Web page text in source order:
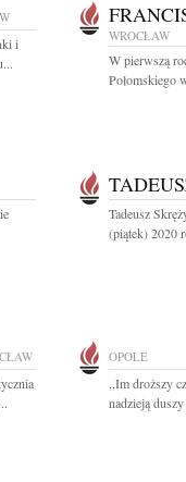
i
WROCŁAW
W pierwszą
Połomskiego
Tadeusz
(piątek) 2020
OPOLE
,,Im droższy
nadzieją